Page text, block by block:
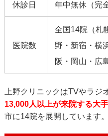
休診日 年中無休（完
医院数
全国14院（札
野・新宿・横
阪・岡山・広
上野クリニックはTVやラジ
13,000人以上が来院する大
市に14院を展開しています。